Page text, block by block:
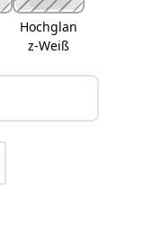
Hochglan
z-Weiß